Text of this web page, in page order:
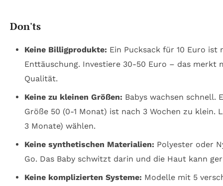
Don'ts
Keine Billigprodukte: Ein Pucksack für 10 Euro ist
Enttäuschung. Investiere 30-50 Euro – das merkt
Qualität.
Keine zu kleinen Größen: Babys wachsen schnell.
Größe 50 (0-1 Monat) ist nach 3 Wochen zu klein.
3 Monate) wählen.
Keine synthetischen Materialien: Polyester oder
Go. Das Baby schwitzt darin und die Haut kann
Keine komplizierten Systeme: Modelle mit 5